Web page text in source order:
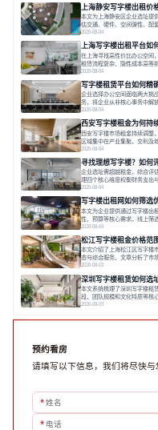
上海静安写字楼出租价
本文为上海静安区企业选址提
估交通、硬件、空间弹性、配
出打破固定工位思维，采用精
以说明。之后指出，专业运营
价值、助力企业成长的关键。
2026-08-04
上海写字楼出租平台如
在上海寻找高性价比办公空间
租赁流程复杂、隐性成本高等
为例，其提供从空间到生态的
业应明确自身需求，实地考
空间，对于企业行政负责人、
2026-08-04
写字楼租赁平台如何精
企业选择办公空间面临两大挑
务，将企业从非核心事务中解
接；签约后则需构建覆盖硬件
与个性化运营结合，以全国布
力转变。在为企业寻找办公空
2026-08-04
西安写字楼租金为何持
西安写字楼市场租金持续调整
区域集中在产业集聚、交利及
性与员工体验，倾向于提供全
长，推动市场向多元化、高性
一现象引发了的广泛关注。作
2026-08-04
寻找理想写字楼？如何
企业选址需超越租金，综合评
理四个核心维度权衡财务支出
套服务及社群资源赋能业务增
言，寻找一处合适的办公空间
更直接影响着企业的品牌形象
2026-08-04
写字楼出租网如何筛选
本文为企业提供通过写字楼出
性、预算等核心需求。线上筛
区产业生态与交通区位价值。
进行线下实地验证，核对空间
数字化时代，写字楼出租网已
2026-08-04
松江写字楼租金价格范
本文介绍了上海松江区写字楼
态与综合服务。文章分析了市
空间。之后，以德必集团为例
求与长期价值，选择匹配的发
解该区域的写字楼市场概况是
2026-08-03
深圳写字楼租赁如何选
本文系统梳理了深圳写字楼租
段、团队规模和文化特质等核
新活力强，前海具政策优势。
款。选址是综合性战略决策，
2026-08-03
预约看房
请填写以下信息，我们将尽快与
*姓名
* 电话